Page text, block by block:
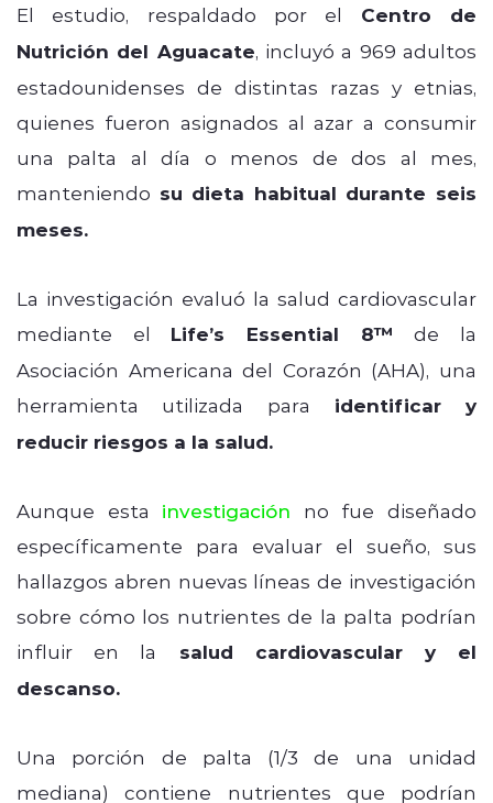
El estudio, respaldado por el Centro de
Nutrición del Aguacate, incluyó a 969 adultos
estadounidenses de distintas razas y etnias,
quienes fueron asignados al azar a consumir
una palta al día o menos de dos al mes,
manteniendo su dieta habitual durante seis
meses.
La investigación evaluó la salud cardiovascular
mediante el Life’s Essential 8™ de la
Asociación Americana del Corazón (AHA), una
herramienta utilizada para identificar y
reducir riesgos a la salud.
Aunque esta investigación no fue diseñado
específicamente para evaluar el sueño, sus
hallazgos abren nuevas líneas de investigación
sobre cómo los nutrientes de la palta podrían
influir en la
salud cardiovascular y el
descanso.
Una porción de palta (1/3 de una unidad
mediana) contiene nutrientes que podrían